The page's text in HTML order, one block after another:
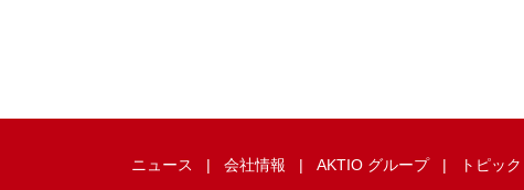
ニュース 会社情報 AKTIO グループ トピック